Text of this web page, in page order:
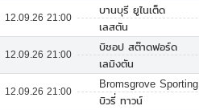
12.09.26 21:00
บานบุรี ยูไนเต็ด
เลสตัน
12.09.26 21:00
บิชอป สต๊าดฟอร์ด
เลมิงตัน
12.09.26 21:00
Bromsgrove Sporting
บิวรี่ ทาวน์